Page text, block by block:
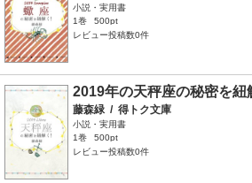
小説・実用書
1巻
500pt
レビュー投稿数0件
2019年の天秤座の秘密を紐
藤森緑 / 得トク文庫
小説・実用書
1巻
500pt
レビュー投稿数0件